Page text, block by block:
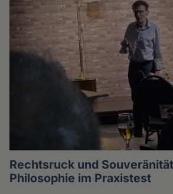
Rechtsruck und
Philosophie im Praxistest